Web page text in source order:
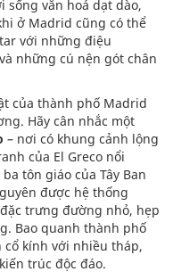
sống văn hoá dạt dào,
ở Madrid cũng có thể
với những điệu
những cú nện gót chân
của thành phố Madrid
Hãy cân nhắc một
– nơi có khung cảnh lộng
của El Greco nổi
tôn giáo của Tây Ban
được hệ thống
trưng đường nhỏ, hẹp
Bao quanh thành phố
kính với nhiều tháp,
trúc độc đáo.